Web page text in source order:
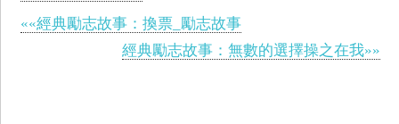
««經典勵志故事：換票_勵志故事
經典勵志故事：無數的選擇操之在我»»